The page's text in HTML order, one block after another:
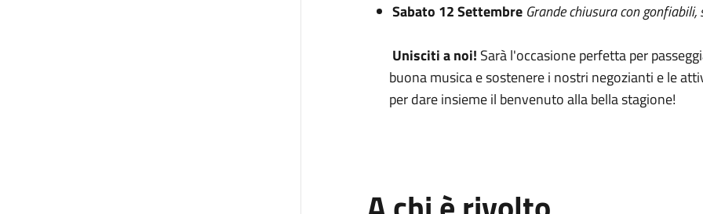
Sabato 12 Settembre Grande chiusura con
Unisciti a noi! Sarà l'occasione perfetta per
buona musica e sostenere i nostri negozianti e le
per dare insieme il benvenuto alla bella stagione!